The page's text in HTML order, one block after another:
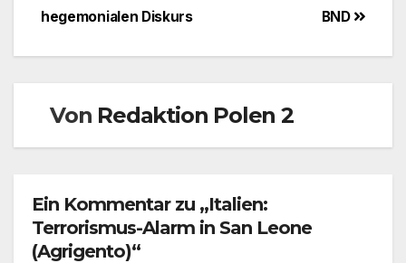
BND
hegemonialen Diskurs
Von Redaktion Polen 2
Ein Kommentar zu „Italien:
Terrorismus-Alarm in San Leone
(Agrigento)“